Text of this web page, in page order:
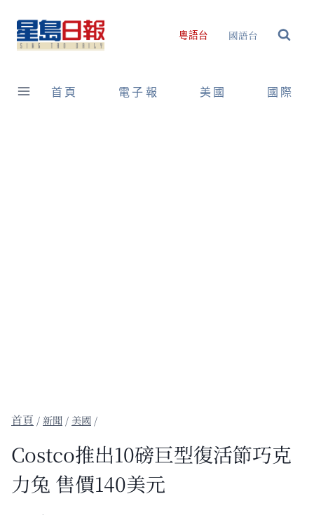
content
粵語台 國語台
首頁 電子報 美國 國際
/新聞 / 美國 /
Costco推出10磅巨型復活節巧克
力兔 售價140美元